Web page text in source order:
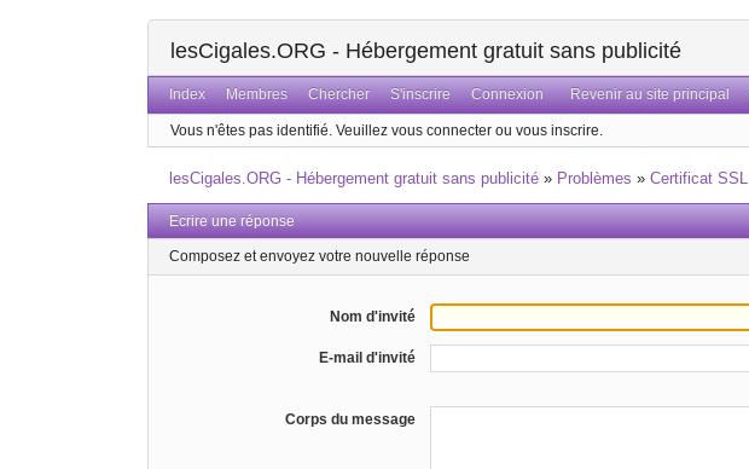
lesCigales.ORG - Hébergement gratuit sans publicité
Index Membres Chercher S'inscrire Connexion Revenir au site principal
Vous n'êtes pas identifié. Veuillez vous connecter ou vous inscrire.
lesCigales.ORG - Hébergement gratuit sans publicité » Problèmes »Certificat SSL
Ecrire une réponse
Composez et envoyez votre nouvelle réponse
Nom d'invité
E-mail d'invité
Corps du message